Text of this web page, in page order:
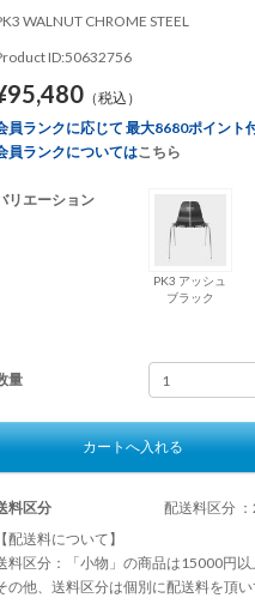
WALNUT CHROME STEEL
ID:50632756
（税込）
員ランクに応じて 最大8680ポイント
員ランクについてはこちら
リエーション
PK3 アッシュ
ブラック
量
カートへ入れる
料区分
配送料区分
【配送料について】
料区分：「小物」の商品は15000円以
の他、送料区分は個別に配送料を頂い